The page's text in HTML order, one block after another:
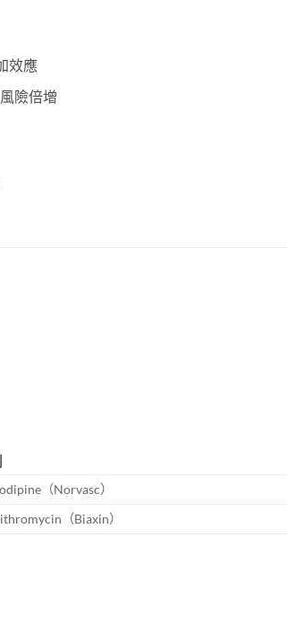
效應
險倍增
（Norvasc）
（Biaxin）